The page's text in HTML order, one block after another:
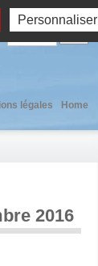
Personnaliser
Home
légales
2016